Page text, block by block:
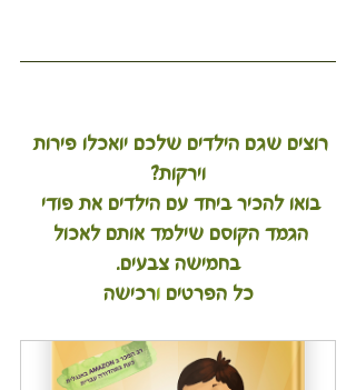
רוצים שגם הילדים שלכם יואכלו פירות
וירקות?
בואו להכיר ביחד עם הילדים את פודי
הגמד הקוסם שילמד אותם לאכול
בחמישה צבעים.
כל הפרטים ורכישה